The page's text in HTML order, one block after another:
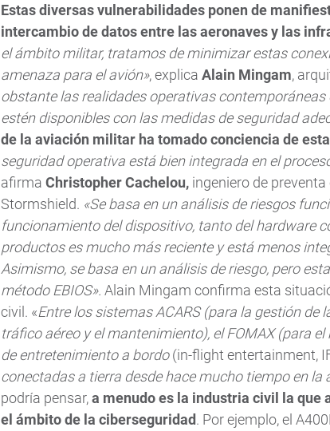
Estas diversas vulnerabilidades ponen de
intercambio de datos entre las aeronaves y las
el ámbito militar, tratamos de minimizar estas
amenaza para el avión», explica Alain Mingam,
obstante las realidades operativas
estén disponibles con las medidas de seguridad
de la aviación militar ha tomado conciencia de
seguridad operativa está bien integrada en el
afirma Christopher Cachelou, ingeniero de
Stormshield. «Se basa en un análisis de riesgos
funcionamiento del dispositivo, tanto del hardware
productos es mucho más reciente y está menos
Asimismo, se basa en un análisis de riesgo, pero
método EBIOS». Alain Mingam confirma esta
civil. «Entre los sistemas ACARS (para la gestión de
tráfico aéreo y el mantenimiento), el FOMAX (para
de entretenimiento a bordo(in-flight entertainment,
conectadas a tierra desde hace mucho tiempo en la
podría pensar,a menudo es la industria civil la
el ámbito de la ciberseguridad. Por ejemplo, el